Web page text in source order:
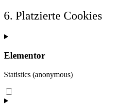
6. Platzierte Cookies
Elementor
Statistics (anonymous)
Consent
to